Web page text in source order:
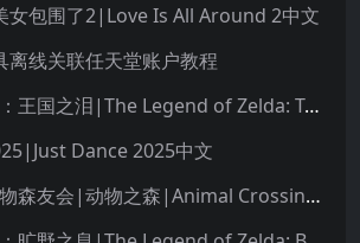
女包围了2|Love Is All Around 2中文
线关联任天堂账户教程
塞尔达传说：王国之泪|The Legend of Zelda: Tears of the Kingdom中文
Dance 2025中文
集合啦！动物森友会|动物之森|Animal Crossing: New Horizons中文